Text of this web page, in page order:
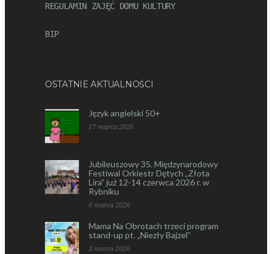
REGULAMIN ZAJĘĆ DOMU KULTURY
BIP
OSTATNIE AKTUALNOŚCI
Język angielski 50+
17 marca 2026
Jubileuszowy 35. Międzynarodowy
Festiwal Orkiestr Dętych „Złota
Lira” już 12-14 czerwca 2026 r. w
Rybniku
6 marca 2026
Mama Na Obrotach trzeci program
stand-up pt. „Niezły Bajzel”
3 marca 2026